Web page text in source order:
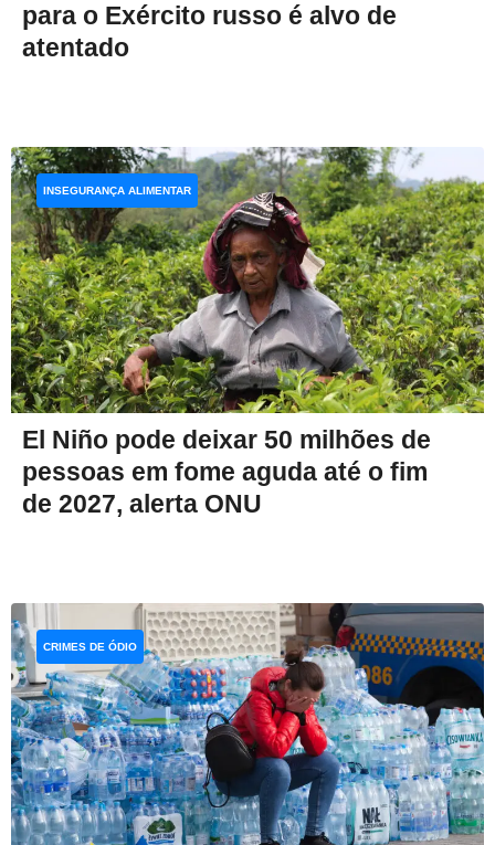
para o Exército russo é alvo de
atentado
El Niño pode deixar 50 milhões de
pessoas em fome aguda até o fim
de 2027, alerta ONU
INSEGURANÇA ALIMENTAR
CRIMES DE ÓDIO